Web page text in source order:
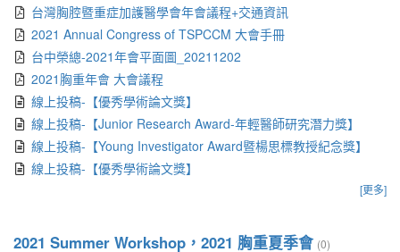
台灣胸腔暨重症加護醫學會年會議程+交通資訊
2021 Annual Congress of TSPCCM 大會手冊
台中榮總-2021年會平面圖_20211202
2021胸重年會 大會議程
線上投稿-【優秀學術論文獎】
線上投稿-【Junior Research Award-年輕醫師研究潛力獎】
線上投稿-【Young Investigator Award暨楊思標教授紀念獎】
線上投稿-【優秀學術論文獎】
[更多]
2021 Summer Workshop，2021 胸重夏季會 (0)